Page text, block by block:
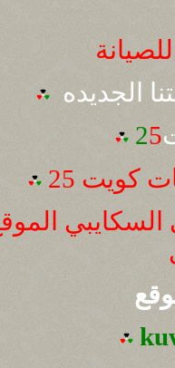
الجديده
25
كويت 25